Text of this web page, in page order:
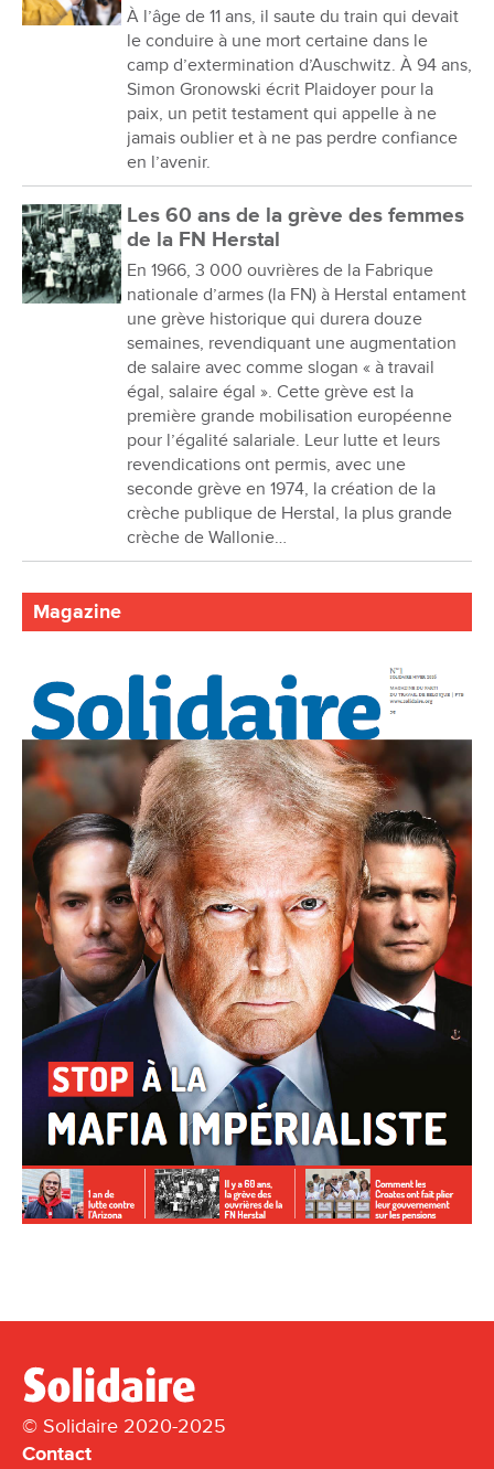
À l’âge de 11 ans, il saute du train qui devait
le conduire à une mort certaine dans le
camp d’extermination d’Auschwitz. À 94 ans,
Simon Gronowski écrit Plaidoyer pour la
paix, un petit testament qui appelle à ne
jamais oublier et à ne pas perdre confiance
en l’avenir.
Les 60 ans de la grève des femmes
de la FN Herstal
En 1966, 3 000 ouvrières de la Fabrique
nationale d’armes (la FN) à Herstal entament
une grève historique qui durera douze
semaines, revendiquant une augmentation
de salaire avec comme slogan « à travail
égal, salaire égal ». Cette grève est la
première grande mobilisation européenne
pour l’égalité salariale. Leur lutte et leurs
revendications ont permis, avec une
seconde grève en 1974, la création de la
crèche publique de Herstal, la plus grande
crèche de Wallonie…
Magazine
© Solidaire 2020-2025
Contact